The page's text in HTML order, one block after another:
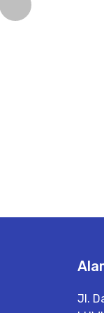
Previous
Jl.